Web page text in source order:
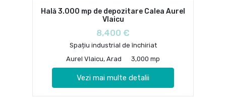
Hală 3.000 mp de depozitare Calea Aurel
Vlaicu
8,400 €
Spațiu industrial de închiriat
Aurel Vlaicu, Arad
3,000 mp
Vezi mai multe detalii